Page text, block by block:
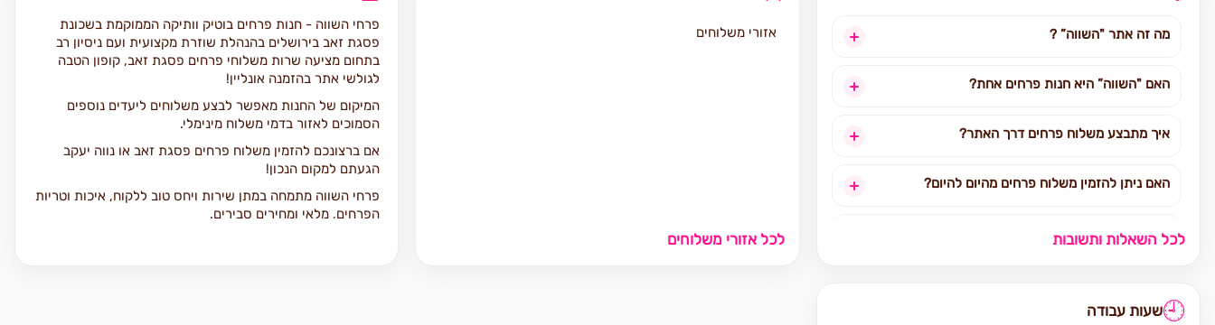
מה זה אתר "השווה” ?
האם "השווה” היא חנות פרחים אחת?
איך מתבצע משלוח פרחים דרך האתר?
האם ניתן להזמין משלוח פרחים מהיום להיום?
לאילו אזורים בארץ ניתן להזמין משלוחים?
לכל השאלות ותשובות
אזורי משלוחים
לכל אזורי משלוחים
פרחי השווה - חנות פרחים בוטיק וותיקה הממוקמת בשכונת
פסגת זאב בירושלים בהנהלת שוזרת מקצועית ועם ניסיון רב
בתחום מציעה שרות משלוחי פרחים פסגת זאב, קופון הטבה
לגולשי אתר בהזמנה אונליין!
המיקום של החנות מאפשר לבצע משלוחים ליעדים נוספים
הסמוכים לאזור בדמי משלוח מינימלי.
אם ברצונכם להזמין משלוח פרחים פסגת זאב או נווה יעקב
הגעתם למקום הנכון!
פרחי השווה מתמחה במתן שירות ויחס טוב ללקוח, איכות וטריות
הפרחים, מלאי ומחירים סבירים.
🕘שעות עבודה